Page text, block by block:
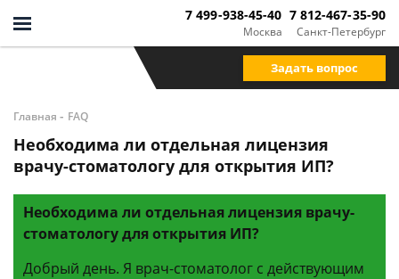
Москва
7 499-938-45-40
Санкт-Петербург
7 812-467-35-90
Задать вопрос
Главная - FAQ
Необходима ли отдельная лицензия
врачу-стоматологу для открытия ИП?
Необходима ли отдельная лицензия врачу-
стоматологу для открытия ИП?
Добрый день. Я врач-стоматолог с действующим